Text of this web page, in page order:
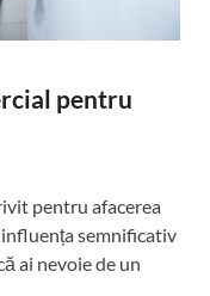
pentru
pentru afacerea
semnificativ
ai nevoie de un